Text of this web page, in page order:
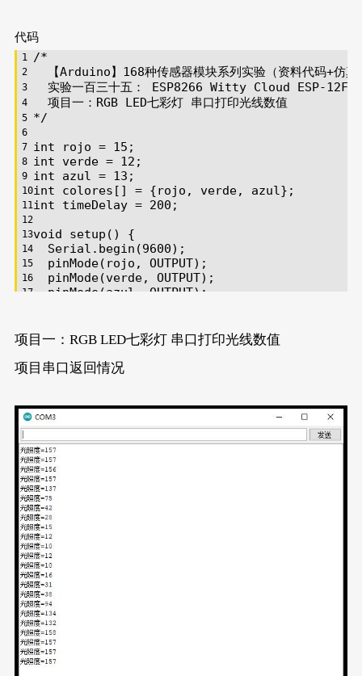
代码
/*
【Arduino】168种传感器模块系列实验（资料代码+仿真
实验一百三十五： ESP8266 Witty Cloud ESP-12F
  项目一：RGB LED七彩灯 串口打印光线数值
*/
int rojo = 15 ;
int verde = 12 ;
int azul = 13 ;
int colores[] = {rojo, verde, azul};
int timeDelay = 200 ;
void
setup ()
{
Serial . begin (9600);
pinMode(rojo, OUTPUT);
pinMode(verde, OUTPUT);
pinMode (azul, OUTPUT);
void loop () {
println analogRead
(A0));
digitalWrite(colores[count], HIGH);
  }
for
  {
  }
}
项目一：RGB LED七彩灯 串口打印光线数值
项目串口返回情况